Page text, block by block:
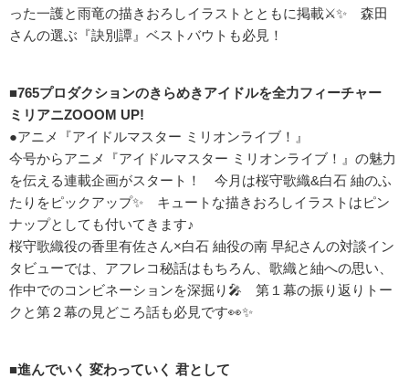
った一護と雨竜の描きおろしイラストとともに掲載⚔✨ 森田
さんの選ぶ『訣別譚』ベストバウトも必見！
■765プロダクションのきらめきアイドルを全力フィーチャー
ミリアニZOOOM UP!
●アニメ『アイドルマスター ミリオンライブ！』
今号からアニメ『アイドルマスター ミリオンライブ！』の魅力
を伝える連載企画がスタート！ 今月は桜守歌織&白石 紬のふ
たりをピックアップ✨ キュートな描きおろしイラストはピン
ナップとしても付いてきます♪
桜守歌織役の香里有佐さん×白石 紬役の南 早紀さんの対談イン
タビューでは、アフレコ秘話はもちろん、歌織と紬への思い、
作中でのコンビネーションを深掘り🎤 第１幕の振り返りトー
クと第２幕の見どころ話も必見です👀✨
■進んでいく 変わっていく 君として